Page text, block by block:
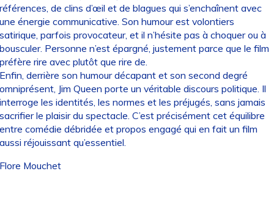
de clins d’œil et de blagues qui s’enchaînent avec
énergie communicative. Son humour est volontiers
parfois provocateur, et il n’hésite pas à choquer ou à
Personne n’est épargné, justement parce que le film
rire avec plutôt que rire de.
derrière son humour décapant et son second degré
Jim Queen porte un véritable discours politique. Il
les identités, les normes et les préjugés, sans jamais
le plaisir du spectacle. C’est précisément cet équilibre
comédie débridée et propos engagé qui en fait un film
réjouissant qu’essentiel.
Mouchet